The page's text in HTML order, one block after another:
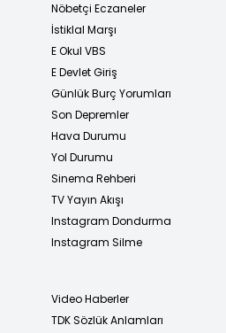
Nöbetçi Eczaneler
İstiklal Marşı
E Okul VBS
E Devlet Giriş
Günlük Burç Yorumları
Son Depremler
Hava Durumu
Yol Durumu
Sinema Rehberi
TV Yayın Akışı
Instagram Dondurma
Instagram Silme
Video Haberler
TDK Sözlük Anlamları